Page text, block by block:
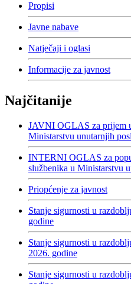
Propisi
Javne nabave
Natječaji i oglasi
Informacije za javnost
Najčitanije
JAVNI OGLAS za prijem
Ministarstvu unutarnjih
INTERNI OGLAS za
službenika u Ministarstvu
Priopćenje za javnost
Stanje sigurnosti u
godine
Stanje sigurnosti u
2026. godine
Stanje sigurnosti u